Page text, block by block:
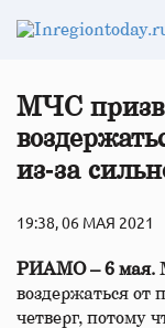
МЧС
из‑за
19:38, 06 МАЯ 2021
РИАМО – 6 мая.
воздержаться от
четверг, потому